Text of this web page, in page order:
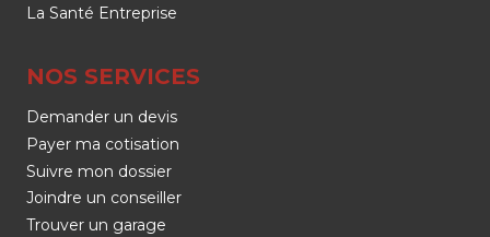
La Santé Entreprise
NOS SERVICES
Demander un devis
Payer ma cotisation
Suivre mon dossier
Joindre un conseiller
Trouver un garage